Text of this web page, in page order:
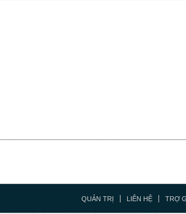
QUẢN TRỊ LIÊN HỆ TRỢ